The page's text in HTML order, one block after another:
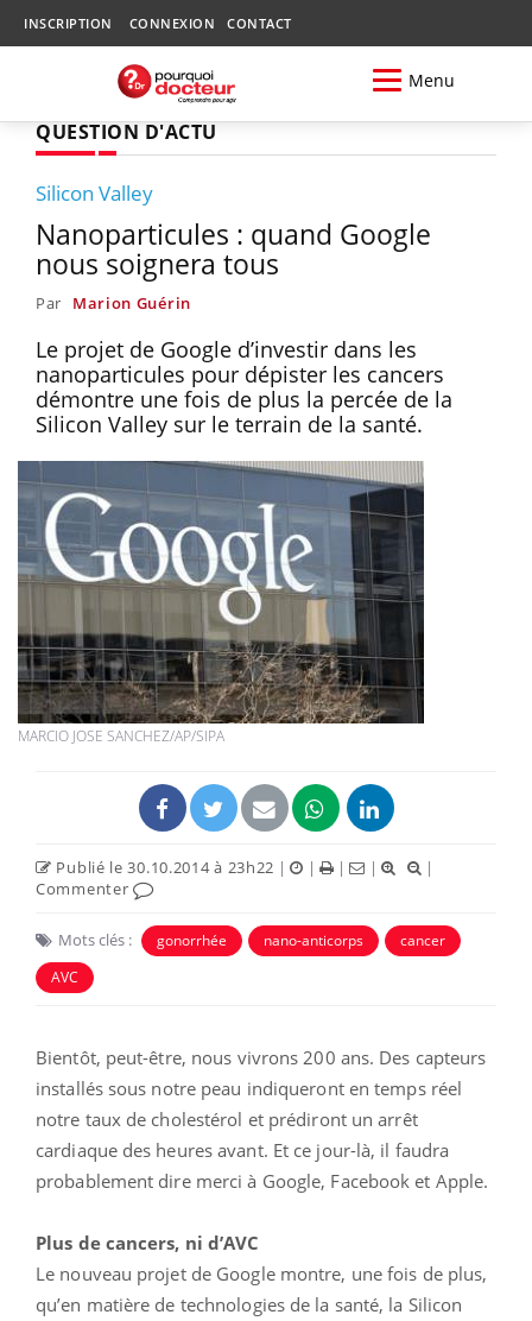
INSCRIPTION CONNEXION CONTACT
Menu
QUESTION D'ACTU
Silicon Valley
Nanoparticules : quand Google
nous soignera tous
Par Marion Guérin
Le projet de Google d’investir dans les
nanoparticules pour dépister les cancers
démontre une fois de plus la percée de la
Silicon Valley sur le terrain de la santé.
MARCIO JOSE SANCHEZ/AP/SIPA
Publié le 30.10.2014 à 23h22 | | | |
|
Commenter
Mots clés : gonorrhée nano-anticorps
cancer
AVC
Bientôt, peut-être, nous vivrons 200 ans. Des capteurs
installés sous notre peau indiqueront en temps réel
notre taux de cholestérol et prédiront un arrêt
cardiaque des heures avant. Et ce jour-là, il faudra
probablement dire merci à Google, Facebook et Apple.
Plus de cancers, ni d’AVC
Le nouveau projet de Google montre, une fois de plus,
qu’en matière de technologies de la santé, la Silicon